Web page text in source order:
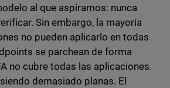
al que aspiramos: nunca
Sin embargo, la mayoría
no pueden aplicarlo en todas
se parchean de forma
no cubre todas las aplicaciones.
demasiado planas. El